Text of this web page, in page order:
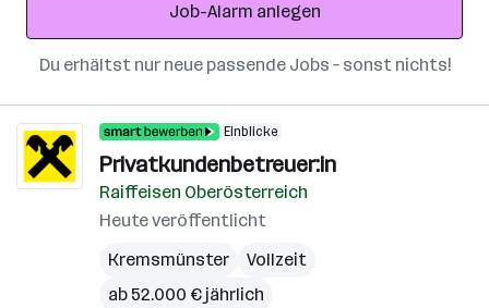
Job-Alarm anlegen
Du erhältst nur neue passende Jobs – sonst nichts!
Einblicke
Privatkundenbetreuer:in
Raiffeisen Oberösterreich
Heute veröffentlicht
Kremsmünster
Vollzeit
ab 52.000 € jährlich